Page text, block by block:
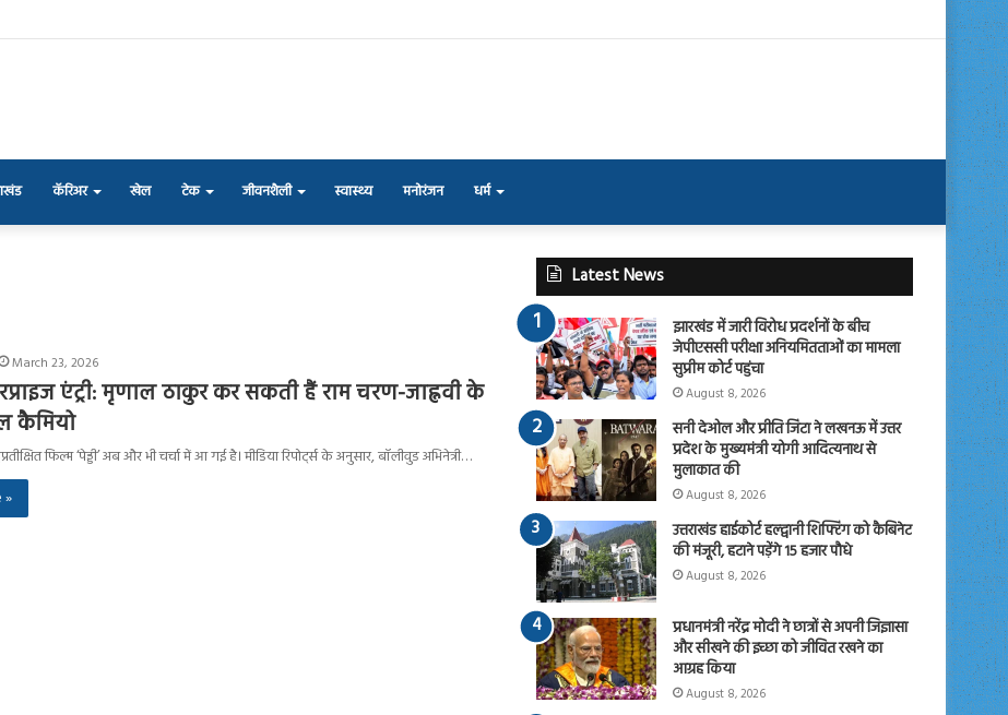
कॅरिअर खेल टेक जीवनशैली स्वास्थ्य मनोरंजन धर्म
March 23, 2026
एंट्री: मृणाल ठाकुर कर सकती हैं राम चरण-जाह्नवी के
कैमियो
फिल्म ‘पेड्डी’ अब और भी चर्चा में आ गई है। मीडिया रिपोर्ट्स के अनुसार, बॉलीवुड अभिनेत्री…
»
Latest News
झारखंड में जारी विरोध प्रदर्शनों के बीच
जेपीएससी परीक्षा अनियमितताओं का मामला
सुप्रीम कोर्ट पहुंचा
August 8, 2026
सनी देओल और प्रीति जिंटा ने लखनऊ में उत्तर
प्रदेश के मुख्यमंत्री योगी आदित्यनाथ से
मुलाकात की
August 8, 2026
उत्तराखंड हाईकोर्ट हल्द्वानी शिफ्टिंग को कैबिनेट
की मंजूरी, हटाने पड़ेंगे 15 हजार पौधे
August 8, 2026
प्रधानमंत्री नरेंद्र मोदी ने छात्रों से अपनी जिज्ञासा
और सीखने की इच्छा को जीवित रखने का
आग्रह किया
August 8, 2026